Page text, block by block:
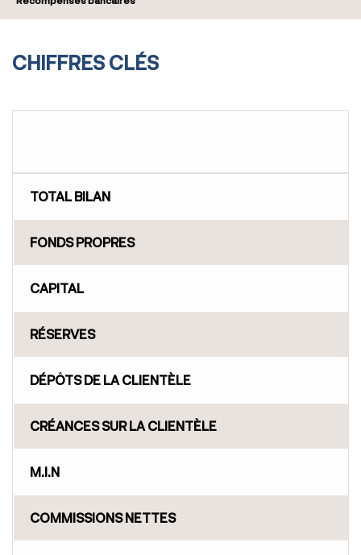
CHIFFRES CLÉS
TOTAL BILAN
FONDS PROPRES
CAPITAL
RÉSERVES
DÉPÔTS DE LA CLIENTÈLE
CRÉANCES SUR LA CLIENTÈLE
M.I.N
COMMISSIONS NETTES